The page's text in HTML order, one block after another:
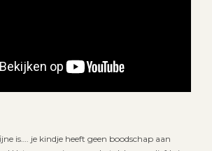
is…. je kindje heeft geen boodschap aan